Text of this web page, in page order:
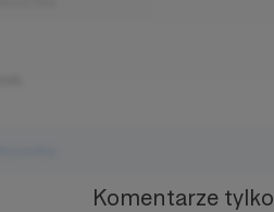
Komentarze tylko